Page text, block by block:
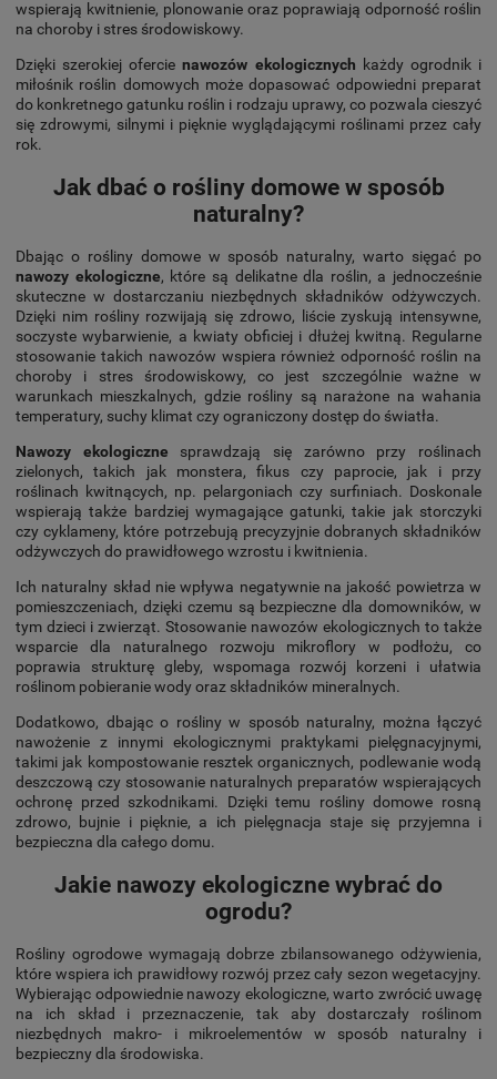
wspierają kwitnienie, plonowanie oraz poprawiają odporność roślin
na choroby i stres środowiskowy.
Dzięki szerokiej ofercienawozów ekologicznych każdy ogrodnik i
miłośnik roślin domowych może dopasować odpowiedni preparat
do konkretnego gatunku roślin i rodzaju uprawy, co pozwala cieszyć
się zdrowymi, silnymi i pięknie wyglądającymi roślinami przez cały
rok.
Jak dbać o rośliny domowe w sposób
naturalny?
Dbając o rośliny domowe w sposób naturalny, warto sięgać po
nawozy ekologiczne, które są delikatne dla roślin, a jednocześnie
skuteczne w dostarczaniu niezbędnych składników odżywczych.
Dzięki nim rośliny rozwijają się zdrowo, liście zyskują intensywne,
soczyste wybarwienie, a kwiaty obficiej i dłużej kwitną. Regularne
stosowanie takich nawozów wspiera również odporność roślin na
choroby i stres środowiskowy, co jest szczególnie ważne w
warunkach mieszkalnych, gdzie rośliny są narażone na wahania
temperatury, suchy klimat czy ograniczony dostęp do światła.
Nawozy ekologiczne sprawdzają się zarówno przy roślinach
zielonych, takich jak monstera, fikus czy paprocie, jak i przy
roślinach kwitnących, np. pelargoniach czy surfiniach. Doskonale
wspierają także bardziej wymagające gatunki, takie jak storczyki
czy cyklameny, które potrzebują precyzyjnie dobranych składników
odżywczych do prawidłowego wzrostu i kwitnienia.
Ich naturalny skład nie wpływa negatywnie na jakość powietrza w
pomieszczeniach, dzięki czemu są bezpieczne dla domowników, w
tym dzieci i zwierząt. Stosowanie nawozów ekologicznych to także
wsparcie dla naturalnego rozwoju mikroflory w podłożu, co
poprawia strukturę gleby, wspomaga rozwój korzeni i ułatwia
roślinom pobieranie wody oraz składników mineralnych.
Dodatkowo, dbając o rośliny w sposób naturalny, można łączyć
nawożenie z innymi ekologicznymi praktykami pielęgnacyjnymi,
takimi jak kompostowanie resztek organicznych, podlewanie wodą
deszczową czy stosowanie naturalnych preparatów wspierających
ochronę przed szkodnikami. Dzięki temu rośliny domowe rosną
zdrowo, bujnie i pięknie, a ich pielęgnacja staje się przyjemna i
bezpieczna dla całego domu.
Jakie nawozy ekologiczne wybrać do
ogrodu?
Rośliny ogrodowe wymagają dobrze zbilansowanego odżywienia,
które wspiera ich prawidłowy rozwój przez cały sezon wegetacyjny.
Wybierając odpowiednie nawozy ekologiczne, warto zwrócić uwagę
na ich skład i przeznaczenie, tak aby dostarczały roślinom
niezbędnych makro- i mikroelementów w sposób naturalny i
bezpieczny dla środowiska.